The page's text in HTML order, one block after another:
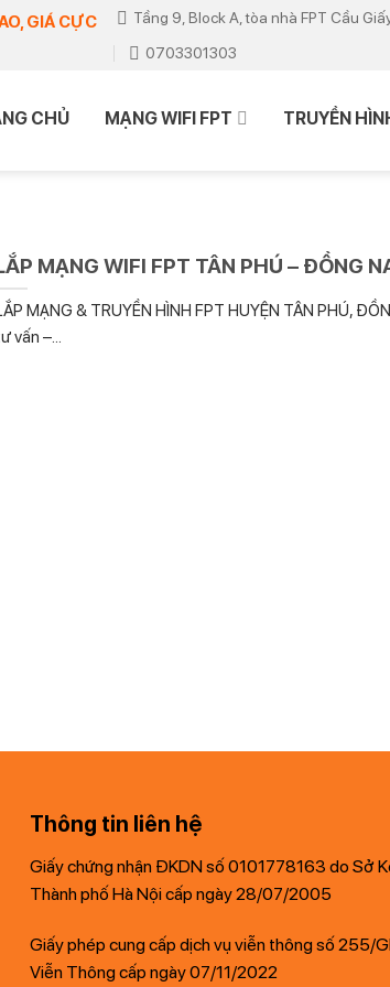
GIÁ CỰC
Tầng 9, Block A, tòa nhà FPT Cầu
0703301303
CHỦ MẠNG WIFI FPT TRUYỀN
MẠNG WIFI FPT TÂN PHÚ – ĐỒNG
MẠNG & TRUYỀN HÌNH FPT HUYỆN TÂN PHÚ,
vấn –...
Thông tin liên hệ
Giấy chứng nhận ĐKDN số 0101778163 do Sở
Thành phố Hà Nội cấp ngày 28/07/2005
Giấy phép cung cấp dịch vụ viễn thông số 255/
Viễn Thông cấp ngày 07/11/2022